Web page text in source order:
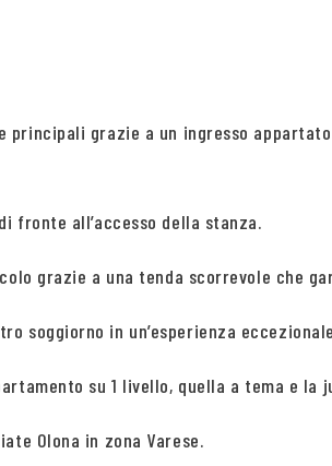
principali grazie a un ingresso
fronte all’accesso della stanza.
grazie a una tenda scorrevole che
soggiorno in un’esperienza
su 1 livello, quella a tema e
Olona in zona Varese.